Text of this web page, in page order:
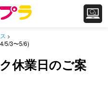
>
5/3〜5/6)
休業日のご案